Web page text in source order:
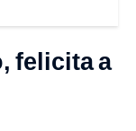
felicita a